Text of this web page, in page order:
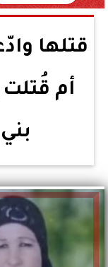
قتلها
أم